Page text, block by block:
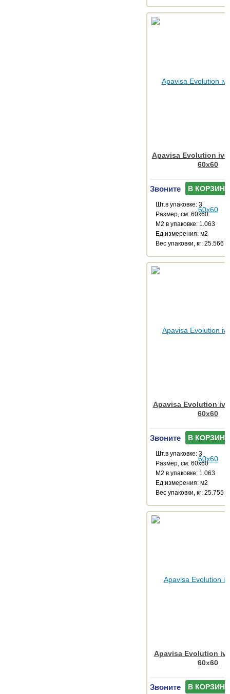
Apavisa Evolution
60x60
Звоните В КОРЗИНУ
Шт.в упаковке: 3
Размер, см: 60x60
М2 в упаковке: 1.063
Ед.измерения: м2
Веc упаковки, кг: 25.566
Apavisa Evolution
60x60
Звоните В КОРЗИНУ
Шт.в упаковке: 3
Размер, см: 60x60
М2 в упаковке: 1.063
Ед.измерения: м2
Веc упаковки, кг: 25.755
Apavisa Evolution
60x60
Звоните В КОРЗИНУ